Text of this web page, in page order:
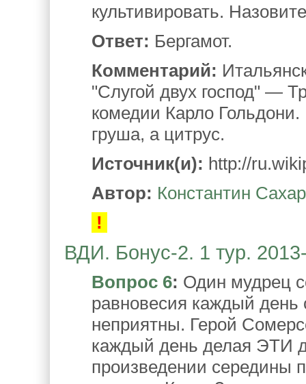
культивировать.
Ответ: Бергамот.
Комментарий:
"Слугой двух господ" —
комедии Карло
груша, а цитрус.
Источник(и): http://
Автор: Константин
!
ВДИ. Бонус-2. 1 тур.
Вопрос 6: Один мудрец
равновесия каждый день
неприятны. Герой
каждый день делая ЭТИ
произведении середины